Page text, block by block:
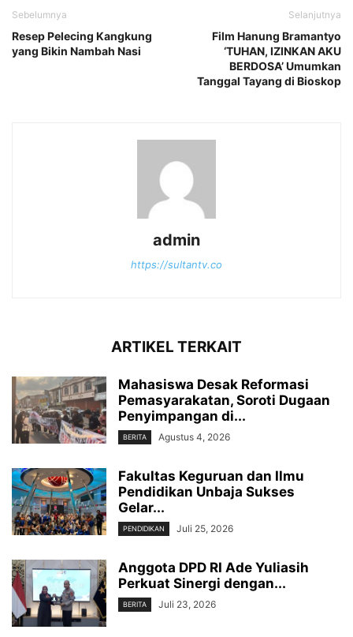
Sebelumnya
Resep Pelecing Kangkung
yang Bikin Nambah Nasi
Selanjutnya
Film Hanung Bramantyo
‘TUHAN, IZINKAN AKU
BERDOSA’ Umumkan
Tanggal Tayang di Bioskop
admin
https://sultantv.co
ARTIKEL TERKAIT
Mahasiswa Desak Reformasi
Pemasyarakatan, Soroti Dugaan
Penyimpangan di...
BERITA Agustus 4, 2026
Fakultas Keguruan dan Ilmu
Pendidikan Unbaja Sukses
Gelar...
PENDIDIKAN Juli 25, 2026
Anggota DPD RI Ade Yuliasih
Perkuat Sinergi dengan...
BERITA Juli 23, 2026